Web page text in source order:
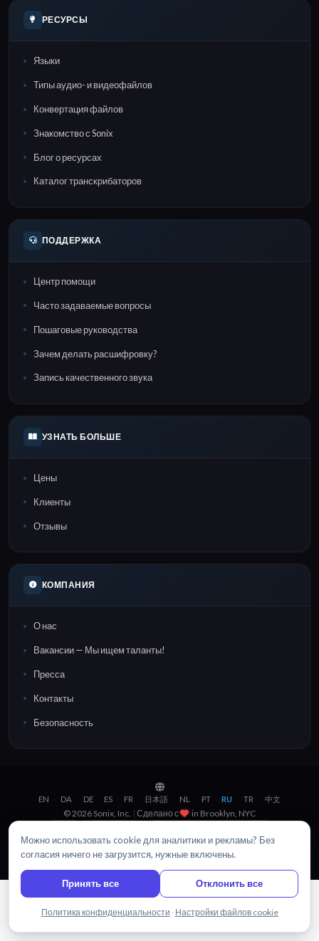
РЕСУРСЫ
Языки
Типы аудио- и видеофайлов
Конвертация файлов
Знакомство с Sonix
Блог о ресурсах
Каталог транскрибаторов
ПОДДЕРЖКА
Центр помощи
Часто задаваемые вопросы
Пошаговые руководства
Зачем делать расшифровку?
Запись качественного звука
УЗНАТЬ БОЛЬШЕ
Цены
Клиенты
Отзывы
КОМПАНИЯ
О нас
Вакансии — Мы ищем таланты!
Пресса
Контакты
Безопасность
EN · DA · DE · ES · FR · 日本語 · NL · PT · RU · TR · 中文
© 2026 Sonix, Inc. | Сделано с in Brooklyn, NYC
Условия использования Настройки файлов cookie
Написать нам
Можно использовать cookie для аналитики и рекламы? Без
согласия ничего не загрузится, нужные включены.
Принять все Отклонить все
Политика конфиденциальности · Настройки файлов cookie